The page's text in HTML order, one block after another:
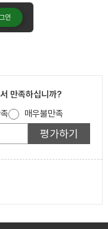
인
만족하십니까?
매우불만족